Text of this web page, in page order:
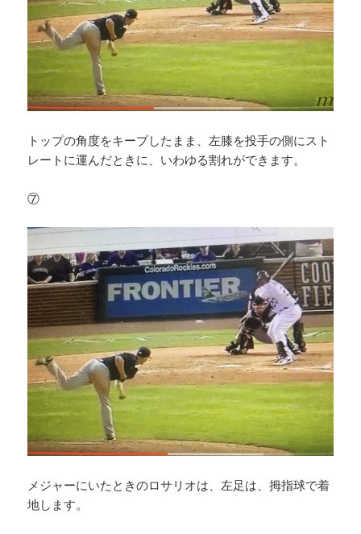
トップの角度をキープしたまま、左膝を投手の側にスト
レートに運んだときに、いわゆる割れができます。
⑦
メジャーにいたときのロサリオは、左足は、拇指球で着
地します。